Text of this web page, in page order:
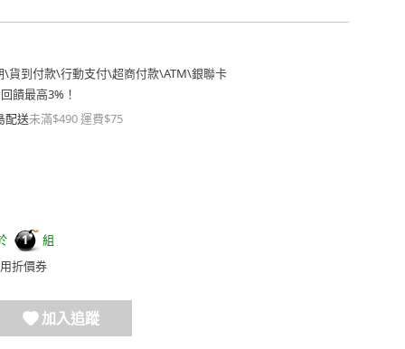
\貨到付款\行動支付\超商付款\ATM\銀聯卡
饋最高3%！
配送未滿$490 運費$75
1
組
折價券
加入追蹤